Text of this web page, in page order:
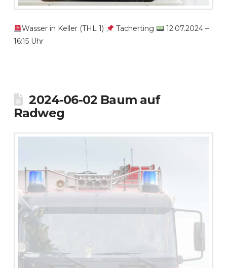
Wasser in Keller (THL 1) Tacherting
12.07.2024 –
16:15 Uhr
2024-06-02 Baum auf
Radweg